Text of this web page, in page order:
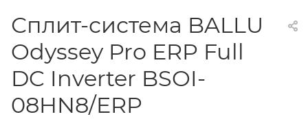
Сплит-система BALLU
Odyssey Pro ERP Full
DC Inverter BSOI-
08HN8/ERP